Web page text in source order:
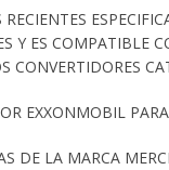
Y ES COMPATIBLE
CONVERTIDORES
EXXONMOBIL
DE LA MARCA